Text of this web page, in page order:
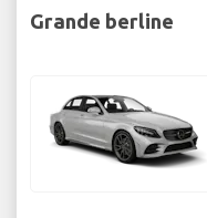
Grande berline